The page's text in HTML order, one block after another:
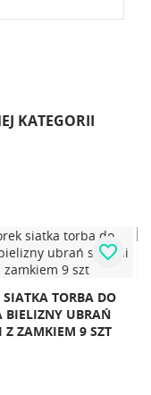
KATEGORII
AUTOMATYCZNA
MINI
SKŁADANA 8L
favorite_border